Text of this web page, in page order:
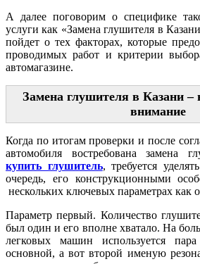
А далее поговорим о специфике
услуги как «Замена глушителя в
пойдет о тех факторах, которые
проводимых работ и критерии
автомагазине.
Замена глушителя в Казани –
внимание
Когда по итогам проверки и после
автомобиля востребована замена
купить глушитель, требуется
очередь, его конструкционными
нескольких ключевых параметрах как
Параметр первый. Количество
был один и его вполне хватало. На
легковых машин используется
основной, а вот второй именую